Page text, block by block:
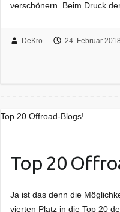
verschönern. Beim Druck
DeKro 24. Februar 2018
Top 20 Offroad-Blogs!
Top 20
Ja ist das denn die
vierten Platz in die Top 20